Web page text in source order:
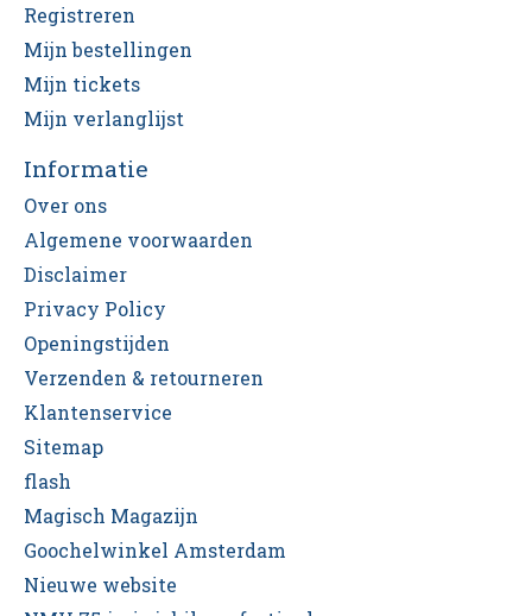
Registreren
Mijn bestellingen
Mijn tickets
Mijn verlanglijst
Informatie
Over ons
Algemene voorwaarden
Disclaimer
Privacy Policy
Openingstijden
Verzenden & retourneren
Klantenservice
Sitemap
flash
Magisch Magazijn
Goochelwinkel Amsterdam
Nieuwe website